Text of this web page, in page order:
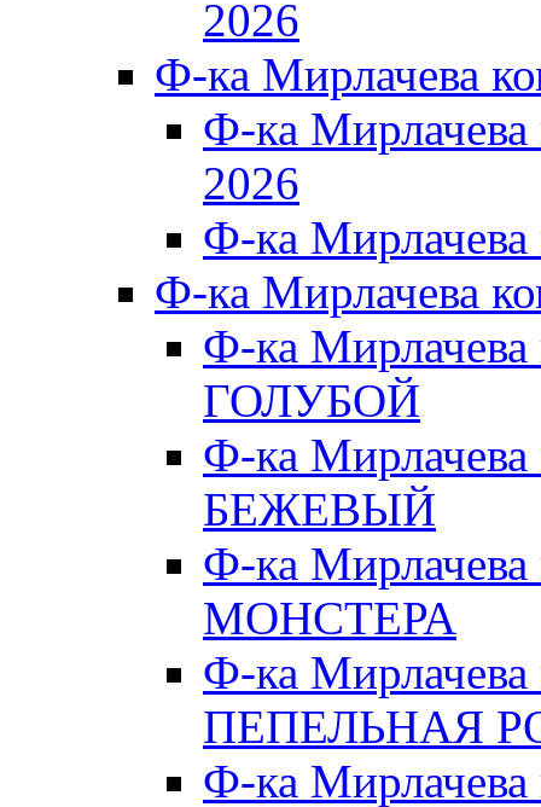
2026
Ф-ка Мирлачева
Ф-ка
2026
Ф-ка
Ф-ка Мирлачева
Ф-ка
ГОЛУБОЙ
Ф-ка
БЕЖЕВЫЙ
Ф-ка
МОНСТЕРА
Ф-ка
ПЕПЕЛЬНАЯ
Ф-ка